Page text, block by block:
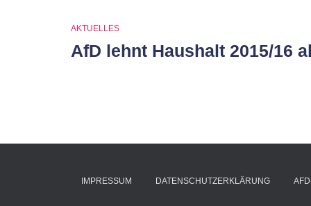
AKTUELLES
AfD lehnt Haushalt 2015/16
IMPRESSUM DATENSCHUTZERKLÄRUNG